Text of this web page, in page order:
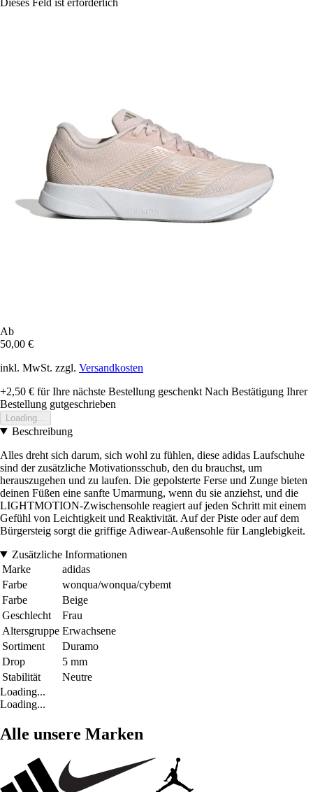
Ab
50,00 €
inkl. MwSt. zzgl. Versandkosten
+2,50 € für Ihre nächste Bestellung geschenkt Nach Bestätigung Ihrer
Bestellung gutgeschrieben
Loading...
Beschreibung
Alles dreht sich darum, sich wohl zu fühlen, diese adidas Laufschuhe
sind der zusätzliche Motivationsschub, den du brauchst, um
herauszugehen und zu laufen. Die gepolsterte Ferse und Zunge bieten
deinen Füßen eine sanfte Umarmung, wenn du sie anziehst, und die
LIGHTMOTION-Zwischensohle reagiert auf jeden Schritt mit einem
Gefühl von Leichtigkeit und Reaktivität. Auf der Piste oder auf dem
Bürgersteig sorgt die griffige Adiwear-Außensohle für Langlebigkeit.
Zusätzliche Informationen
Marke
adidas
Farbe
wonqua/wonqua/cybemt
Farbe
Beige
Geschlecht
Frau
Altersgruppe Erwachsene
Sortiment
Duramo
Drop
5 mm
Stabilität
Neutre
Loading...
Loading...
Alle unsere Marken